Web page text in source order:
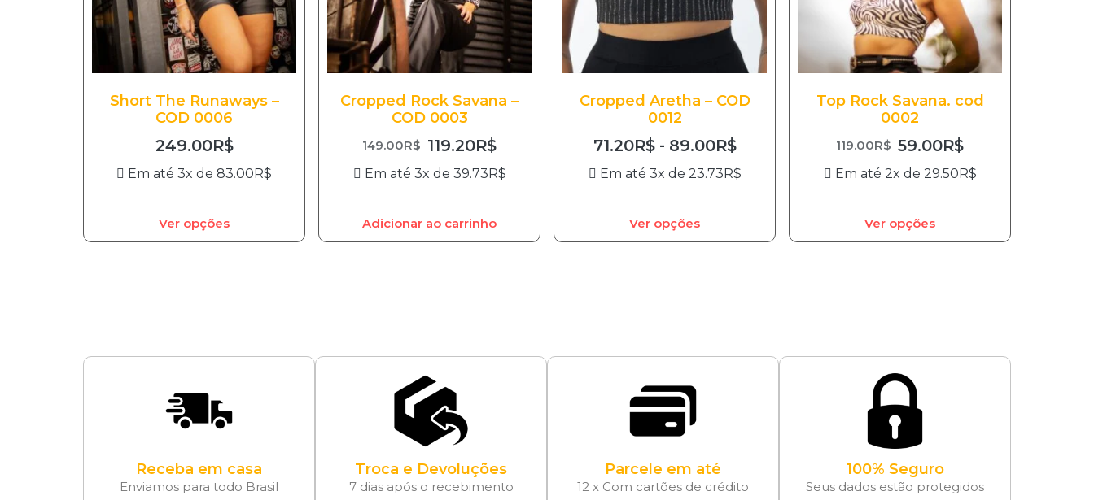
Short The Runaways –
COD 0006
249.00R$
Em até 3x de 83.00R$
Ver opções
Cropped Rock Savana –
COD 0003
149.00R$ 119.20R$
Em até 3x de 39.73R$
Adicionar ao carrinho
Cropped Aretha – COD
0012
71.20R$ - 89.00R$
Em até 3x de 23.73R$
Ver opções
Top Rock Savana. cod
0002
119.00R$ 59.00R$
Em até 2x de 29.50R$
Ver opções
Receba em casa
Enviamos para todo Brasil
Troca e Devoluções
7 dias após o recebimento
Parcele em até
12 x Com cartões de crédito
100% Seguro
Seus dados estão protegidos